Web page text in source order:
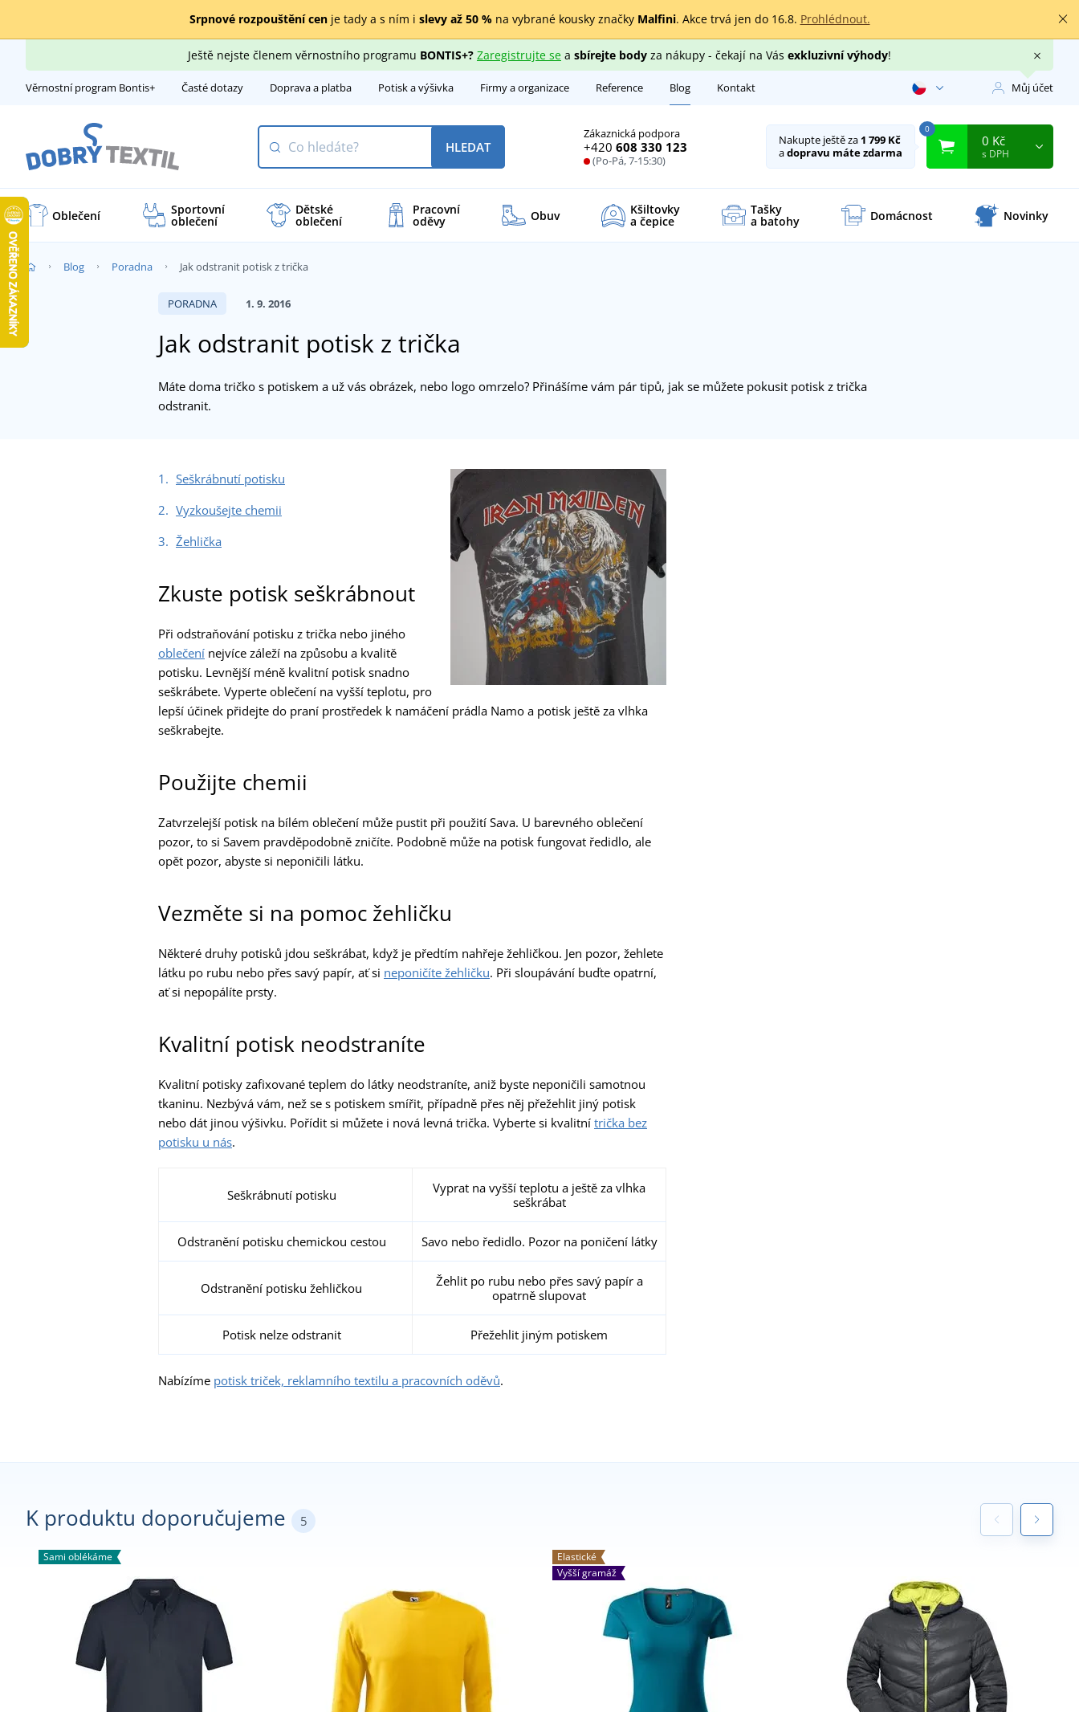
Srpnové rozpouštění cenje tady a s ním i slevy až 50 %na vybrané kousky značky Malfini. Akce trvá jen do 16.8. Prohlédnout.
Ještě nejste členem věrnostního programu BONTIS+? Zaregistrujte sea sbírejte bodyza nákupy - čekají na Vás exkluzivní výhody!
Věrnostní program Bontis+ Časté dotazy Doprava a platba Potisk a výšivka Firmy a organizace Reference Blog Kontakt Můj účet
Zákaznická podpora
+420 608 330 123
(Po-Pá, 7-15:30)
HLEDAT Nakupte ještě za 1 799 Kč
adopravu máte zdarma
0
0 Kč
s DPH
Oblečení Sportovní
oblečení
Dětské
oblečení
Pracovní
oděvy Obuv Kšiltovky
a čepice
Tašky
a batohy Domácnost Novinky
Blog Poradna Jak odstranit potisk z trička
PORADNA 1. 9. 2016
Jak odstranit potisk z trička
Máte doma tričko s potiskem a už vás obrázek, nebo logo omrzelo? Přinášíme vám pár tipů, jak se můžete pokusit potisk z trička
odstranit.
Seškrábnutí potisku
Vyzkoušejte chemii
Žehlička
Zkuste potisk seškrábnout
Při odstraňování potisku z trička nebo jiného
oblečení nejvíce záleží na způsobu a kvalitě
potisku. Levnější méně kvalitní potisk snadno
seškrábete. Vyperte oblečení na vyšší teplotu, pro
lepší účinek přidejte do praní prostředek k namáčení prádla Namo a potisk ještě za vlhka
seškrabejte.
Použijte chemii
Zatvrzelejší potisk na bílém oblečení může pustit při použití Sava. U barevného oblečení
pozor, to si Savem pravděpodobně zničíte. Podobně může na potisk fungovat ředidlo, ale
opět pozor, abyste si neponičili látku.
Vezměte si na pomoc žehličku
Některé druhy potisků jdou seškrábat, když je předtím nahřeje žehličkou. Jen pozor, žehlete
látku po rubu nebo přes savý papír, ať si neponičíte žehličku. Při sloupávání buďte opatrní,
ať si nepopálíte prsty.
Kvalitní potisk neodstraníte
Kvalitní potisky zafixované teplem do látky neodstraníte, aniž byste neponičili samotnou
tkaninu. Nezbývá vám, než se s potiskem smířit, případně přes něj přežehlit jiný potisk
nebo dát jinou výšivku. Pořídit si můžete i nová levná trička. Vyberte si kvalitní trička bez
potisku u nás.
Seškrábnutí potisku
Vyprat na vyšší teplotu a ještě za vlhka
seškrábat
Odstranění potisku chemickou cestou Savo nebo ředidlo. Pozor na poničení látky
Odstranění potisku žehličkou
Žehlit po rubu nebo přes savý papír a
opatrně slupovat
Potisk nelze odstranit Přežehlit jiným potiskem
Nabízíme potisk triček, reklamního textilu a pracovních oděvů.
K produktu doporučujeme 5
Sami oblékáme
Elastické
Vyšší gramáž